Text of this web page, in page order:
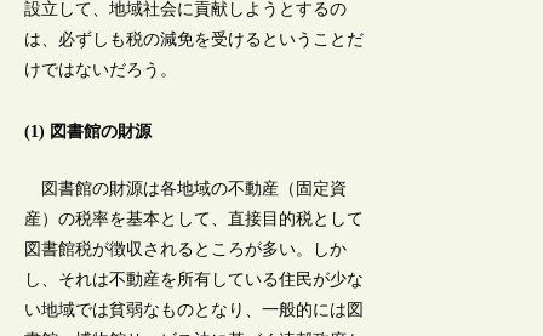
設立して、地域社会に貢献しようとするの
は、必ずしも税の減免を受けるということだ
けではないだろう。
(1) 図書館の財源
図書館の財源は各地域の不動産（固定資
産）の税率を基本として、直接目的税として
図書館税が徴収されるところが多い。しか
し、それは不動産を所有している住民が少な
い地域では貧弱なものとなり、一般的には図